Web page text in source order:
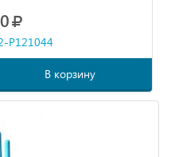
P121044
В корзину